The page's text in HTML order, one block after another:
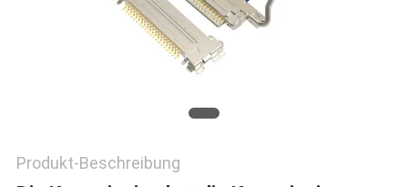
DATENSCHUTZRICHTLINIE
Produkt-Beschreibung